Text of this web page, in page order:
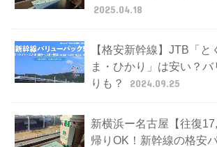
2025.04.18
【格安新幹線】JTB「と
ま・ひかり」は安い？バ
りも？
2024.09.25
新横浜ー名古屋【往復
帰りOK！新幹線の格安